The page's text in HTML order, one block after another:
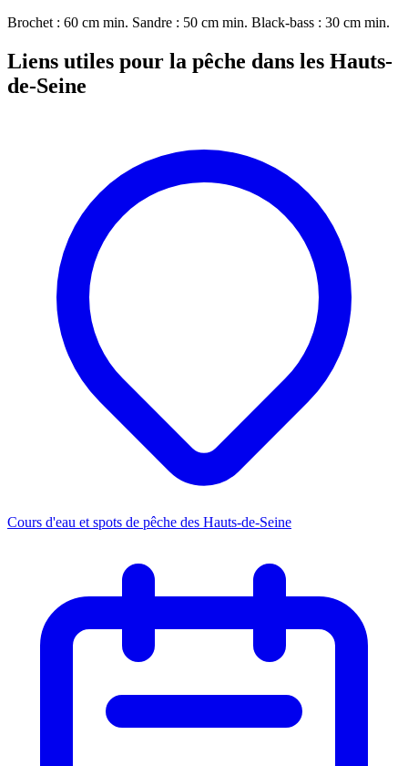
Brochet : 60 cm min. Sandre : 50 cm min. Black-bass : 30 cm min.
Liens utiles pour la pêche dans les Hauts-
de-Seine
Cours d'eau et spots de pêche des Hauts-de-Seine